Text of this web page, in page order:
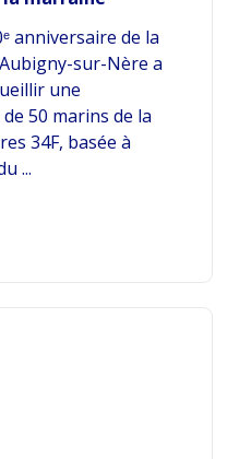
anniversaire de la
sur-Nère a
une
50 marins de la
34F, basée à
...